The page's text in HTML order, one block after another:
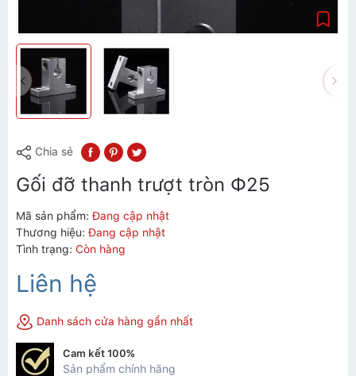
Chia sẻ
Gối đỡ thanh trượt tròn Ф25
Mã sản phẩm: Đang cập nhật
Thương hiệu: Đang cập nhật
Tình trạng: Còn hàng
Liên hệ
Danh sách cửa hàng gần nhất
Cam kết 100%
Sản phẩm chính hãng